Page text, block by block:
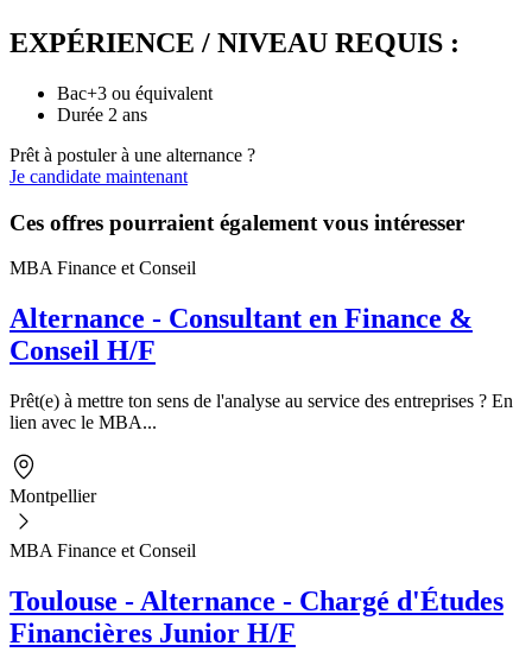
EXPÉRIENCE / NIVEAU REQUIS :
Bac+3 ou équivalent
Durée 2 ans
Prêt à postuler à une alternance ?
Je candidate maintenant
Ces offres pourraient également vous intéresser
MBA Finance et Conseil
Alternance - Consultant en Finance &
Conseil H/F
Prêt(e) à mettre ton sens de l'analyse au service des entreprises ? En
lien avec le MBA...
Montpellier
MBA Finance et Conseil
Toulouse - Alternance - Chargé d'Études
Financières Junior H/F